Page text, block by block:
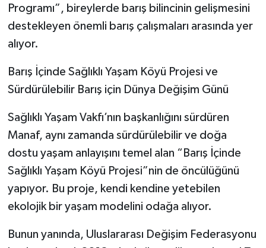
Programı”, bireylerde barış bilincinin gelişmesini
destekleyen önemli barış çalışmaları arasında yer
alıyor.
Barış İçinde Sağlıklı Yaşam Köyü Projesi ve
Sürdürülebilir Barış için Dünya Değişim Günü
Sağlıklı Yaşam Vakfı’nın başkanlığını sürdüren
Manaf, aynı zamanda sürdürülebilir ve doğa
dostu yaşam anlayışını temel alan “Barış İçinde
Sağlıklı Yaşam Köyü Projesi”nin de öncülüğünü
yapıyor. Bu proje, kendi kendine yetebilen
ekolojik bir yaşam modelini odağa alıyor.
Bunun yanında, Uluslararası Değişim Federasyonu